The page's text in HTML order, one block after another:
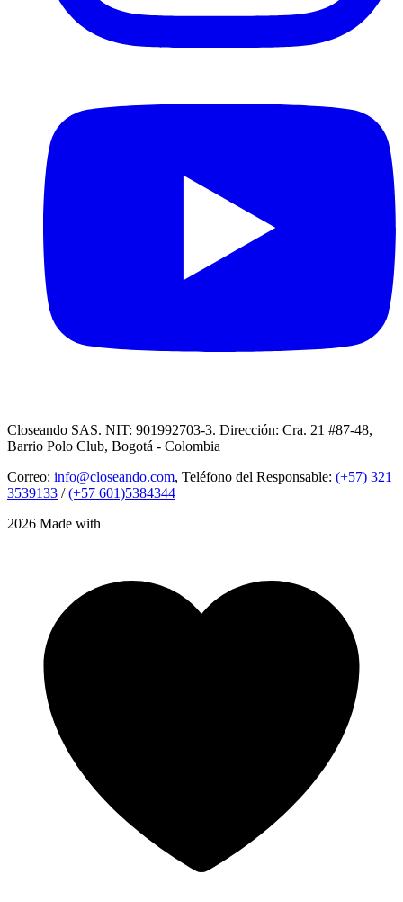
Closeando SAS. NIT: 901992703-3. Dirección: Cra. 21 #87-48,
Barrio Polo Club, Bogotá - Colombia
Correo: info@closeando.com, Teléfono del Responsable: (+57) 321
3539133 /(+57 601)5384344
2026 Made with